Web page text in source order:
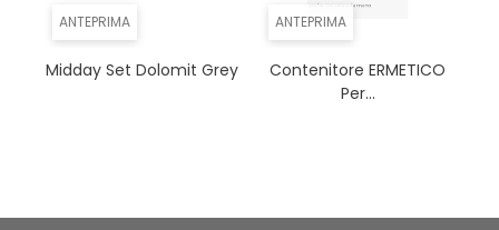
ANTEPRIMA
Midday Set Dolomit Grey
ANTEPRIMA
Contenitore ERMETICO
Per...